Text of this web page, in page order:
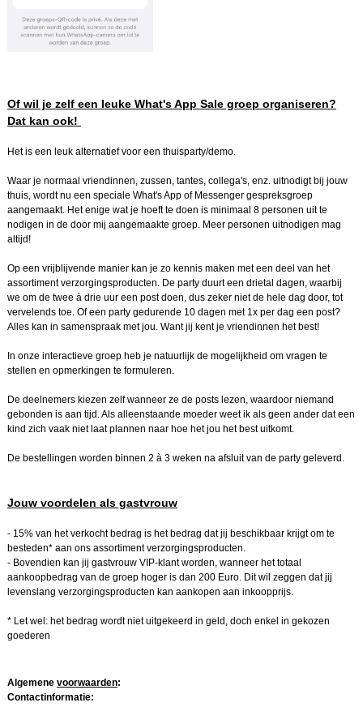
Of wil je zelf een leuke What's App Sale groep organiseren?
Dat kan ook!
Het is een leuk alternatief voor een thuisparty/demo.
Waar je normaal vriendinnen, zussen, tantes, collega's, enz. uitnodigt bij jouw
thuis, wordt nu een speciale What's App of Messenger gespreksgroep
aangemaakt. Het enige wat je hoeft te doen is minimaal 8 personen uit te
nodigen in de door mij aangemaakte groep. Meer personen uitnodigen mag
altijd!
Op een vrijblijvende manier kan je zo kennis maken met een deel van het
assortiment verzorgingsproducten. De party duurt een drietal dagen, waarbij
we om de twee à drie uur een post doen, dus zeker niet de hele dag door, tot
vervelends toe. Of een party gedurende 10 dagen met 1x per dag een post?
Alles kan in samenspraak met jou. Want jij kent je vriendinnen het best!
In onze interactieve groep heb je natuurlijk de mogelijkheid om vragen te
stellen en opmerkingen te formuleren.
De deelnemers kiezen zelf wanneer ze de posts lezen, waardoor niemand
gebonden is aan tijd. Als alleenstaande moeder weet ik als geen ander dat een
kind zich vaak niet laat plannen naar hoe het jou het best uitkomt.
De bestellingen worden binnen 2 à 3 weken na afsluit van de party geleverd.
Jouw voordelen als gastvrouw
- 15% van het verkocht bedrag is het bedrag dat jij beschikbaar krijgt om te
besteden* aan ons assortiment verzorgingsproducten.
- Bovendien kan jij gastvrouw VIP-klant worden, wanneer het totaal
aankoopbedrag van de groep hoger is dan 200 Euro. Dit wil zeggen dat jij
levenslang verzorgingsproducten kan aankopen aan inkoopprijs.
* Let wel: het bedrag wordt niet uitgekeerd in geld, doch enkel in gekozen
goederen
Algemene voorwaarden:
Contactinformatie: